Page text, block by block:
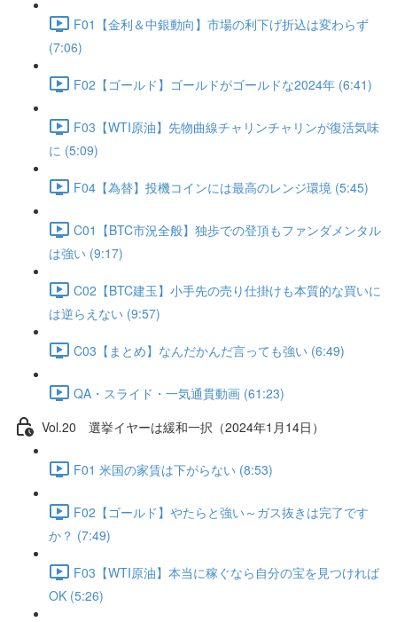
F01【金利＆中銀動向】市場の利下げ折込は変わらず
(7:06)
F02【ゴールド】ゴールドがゴールドな2024年 (6:41)
F03【WTI原油】先物曲線チャリンチャリンが復活気味
に (5:09)
F04【為替】投機コインには最高のレンジ環境 (5:45)
C01【BTC市況全般】独歩での登頂もファンダメンタル
は強い (9:17)
C02【BTC建玉】小手先の売り仕掛けも本質的な買いに
は逆らえない (9:57)
C03【まとめ】なんだかんだ言っても強い (6:49)
QA・スライド・一気通貫動画 (61:23)
Vol.20 選挙イヤーは緩和一択（2024年1月14日）
F01 米国の家賃は下がらない (8:53)
F02【ゴールド】やたらと強い～ガス抜きは完了です
か？ (7:49)
F03【WTI原油】本当に稼ぐなら自分の宝を見つければ
OK (5:26)